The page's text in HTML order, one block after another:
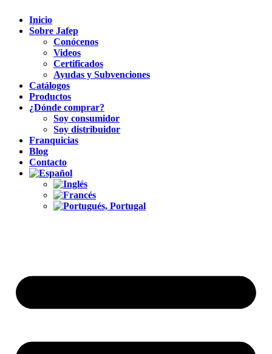
Inicio
Sobre Jafep
Conócenos
Videos
Certificados
Ayudas y Subvenciones
Catálogos
Productos
¿Dónde comprar?
Soy consumidor
Soy distribuidor
Franquicias
Blog
Contacto